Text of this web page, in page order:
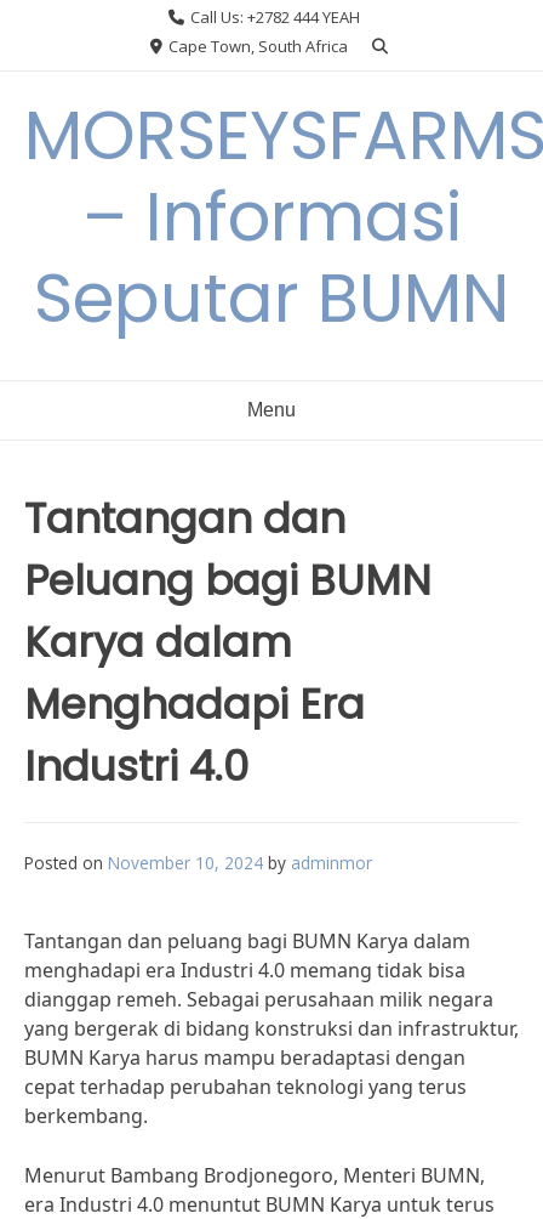
Call Us: +2782 444 YEAH
Cape Town, South Africa
– Informasi
Seputar BUMN
Menu
Tantangan dan
Peluang bagi BUMN
Karya dalam
Menghadapi Era
Industri 4.0
Posted on November 10, 2024 by adminmor
Tantangan dan peluang bagi BUMN Karya dalam
menghadapi era Industri 4.0 memang tidak bisa
dianggap remeh. Sebagai perusahaan milik negara
yang bergerak di bidang konstruksi dan infrastruktur,
BUMN Karya harus mampu beradaptasi dengan
cepat terhadap perubahan teknologi yang terus
berkembang.
Menurut Bambang Brodjonegoro, Menteri BUMN,
era Industri 4.0 menuntut BUMN Karya untuk terus